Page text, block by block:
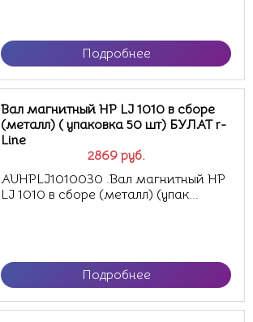
Подробнее
2869 руб.
Вал магнитный HP LJ 1010 в сборе
(металл) ( упаковка 50 шт) БУЛАТ r-
Line
AUHPLJ1010030 .Вал магнитный HP
LJ 1010 в сборе (металл) (упак...
Подробнее